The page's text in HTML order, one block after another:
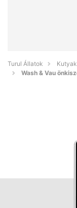
Turul Állatok
Wash & Vau